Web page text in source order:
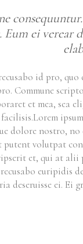
Eum ei
id pro,
Commune
et mea, sea
dolore nostro,
putent volutpat
et, qui at
euripidis
deseruisse ei. Ei